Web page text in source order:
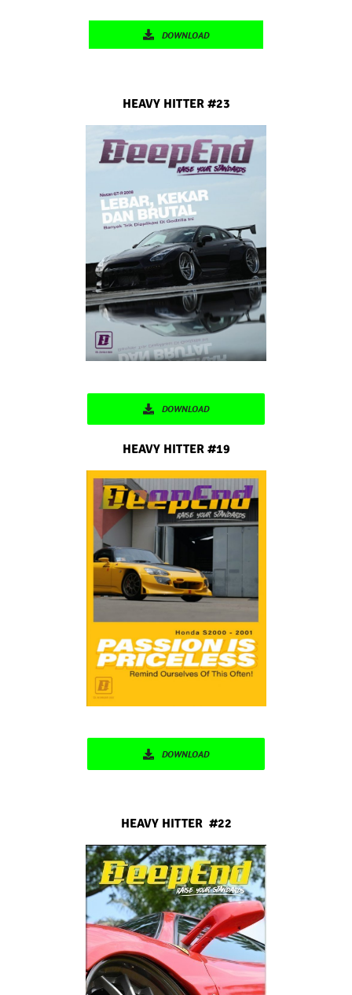
DOWNLOAD
HEAVY HITTER #23
DOWNLOAD
HEAVY HITTER #19
DOWNLOAD
HEAVY HITTER #22